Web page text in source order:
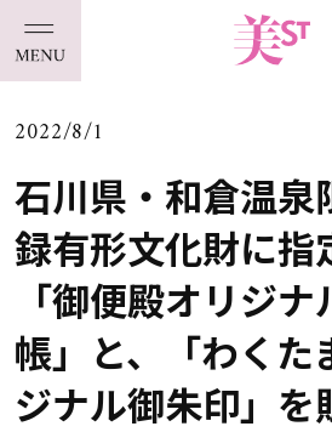
2022/8/1
石川県・和倉温泉
録有形文化財に指
「御便殿オリジ
帳」と、「わくた
ジナル御朱印」を